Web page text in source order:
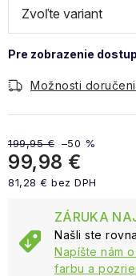
Možnosti
199,95 € –50 %
99,98 €
81,28 € bez DPH
ZÁRUKA
Našli ste
Napíšte nám
farbu a